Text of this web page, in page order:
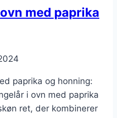
med paprika
paprika og honning:
i ovn med paprika
ret, der kombinerer